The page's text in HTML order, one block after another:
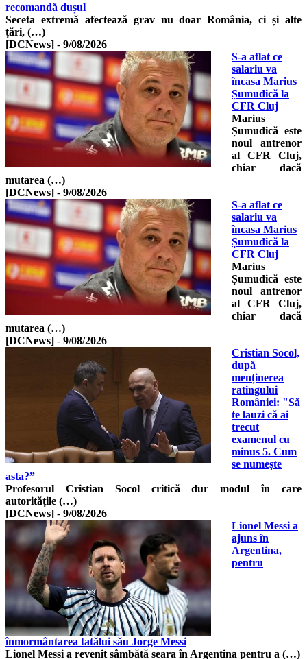
recomandă dușul
Seceta extremă afectează grav nu doar România, ci și alte
țări, (…)
[DCNews] - 9/08/2026
S-a aflat ce
salariu va
încasa Marius
Șumudică la
CFR Cluj
Marius
Șumudică este
noul antrenor
al CFR Cluj,
chiar dacă
mutarea (…)
[DCNews] - 9/08/2026
S-a aflat ce
salariu va
încasa Marius
Șumudică la
CFR Cluj
Marius
Șumudică este
noul antrenor
al CFR Cluj,
chiar dacă
mutarea (…)
[DCNews] - 9/08/2026
Cristian Socol,
după
menținerea
ratingului
României: "Să
te lauzi că ai
trecut
examenul cu
minus 5. Cum
se numește
asta?”
Profesorul Cristian Socol critică dur modul în care
autoritățile (…)
[DCNews] - 9/08/2026
Lionel Messi a
ajuns în
Argentina,
pentru
înmormântarea tatălui său Jorge Messi
Lionel Messi a revenit sâmbătă seara în Argentina pentru a (…)